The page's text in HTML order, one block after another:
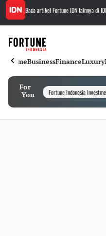
Baca artikel Fortune IDNlainnya di
HomeBusinessFinanceLuxury
For
You
Fortune Indonesia